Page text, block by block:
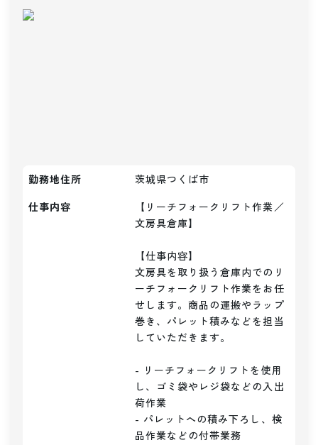
勤務地住所
茨城県つくば市
仕事内容
【リーチフォークリフト作業／
文房具倉庫】
【仕事内容】
文房具を取り扱う倉庫内でのリ
ーチフォークリフト作業をお任
せします。商品の運搬やラップ
巻き、パレット積みなどを担当
していただきます。
- リーチフォークリフトを使用
し、ゴミ袋やレジ袋などの入出
荷作業
- パレットへの積み下ろし、検
品作業などの付帯業務